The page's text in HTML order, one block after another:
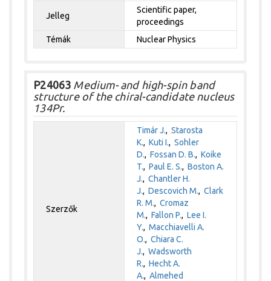
Jelleg
Scientific paper,
proceedings
Témák
Nuclear Physics
P24063 Medium- and high-spin band
structure of the chiral-candidate nucleus
134Pr.
Szerzők
Timár J.,Starosta
K.,Kuti I.,Sohler
D.,Fossan D. B.,Koike
T.,Paul E. S.,Boston A.
J.,Chantler H.
J.,Descovich M.,Clark
R. M.,Cromaz
M.,Fallon P.,Lee I.
Y.,Macchiavelli A.
O.,Chiara C.
J.,Wadsworth
R.,Hecht A.
A.,Almehed